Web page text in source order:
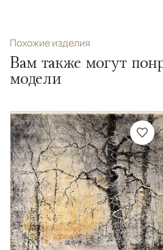
Похожие изделия
Вам также могут
модели